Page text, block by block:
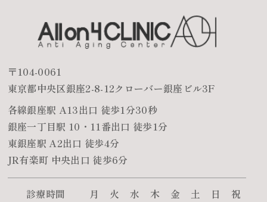
〒104-0061
東京都中央区銀座2-8-12クローバー銀座ビル3F
各線銀座駅 A13出口 徒歩1分30秒
銀座一丁目駅 10・11番出口 徒歩1分
東銀座駅 A2出口 徒歩4分
JR有楽町 中央出口 徒歩6分
診療時間 月 火 水 木 金 土 日 祝